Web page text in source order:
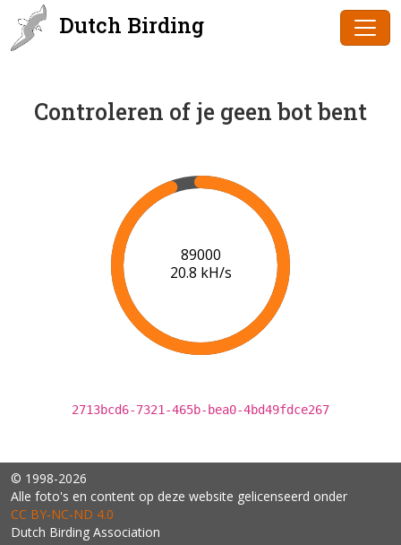
Dutch Birding
Controleren of je geen bot bent
91000
20.9 kH/s
2713bcd6-7321-465b-bea0-4bd49fdce267
© 1998-2026
Alle foto's en content op deze website gelicenseerd onder
CC BY‑NC‑ND 4.0
Dutch Birding Association